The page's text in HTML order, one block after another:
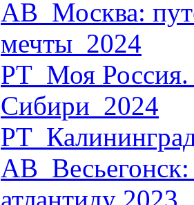
АВ_Москва:
мечты_2024
РТ_Моя Россия.
Сибири_2024